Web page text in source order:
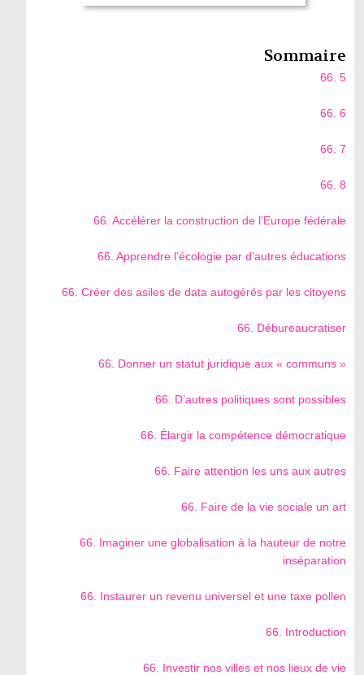
Sommaire
66. 5
66. 6
66. 7
66. 8
66. Accélérer la construction de l’Europe fédérale
66. Apprendre l’écologie par d’autres éducations
66. Créer des asiles de data autogérés par les citoyens
66. Débureaucratiser
66. Donner un statut juridique aux « communs »
66. D’autres politiques sont possibles
66. Élargir la compétence démocratique
66. Faire attention les uns aux autres
66. Faire de la vie sociale un art
66. Imaginer une globalisation à la hauteur de notre
inséparation
66. Instaurer un revenu universel et une taxe pollen
66. Introduction
66. Investir nos villes et nos lieux de vie